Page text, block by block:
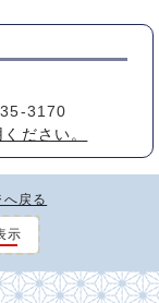
3170
ださい。
へ戻る
示